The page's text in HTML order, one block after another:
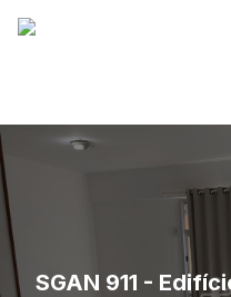
SGAN 911 -